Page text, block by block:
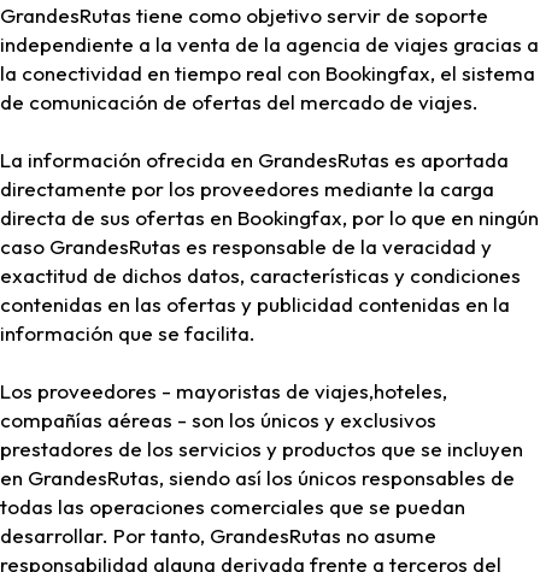
GrandesRutas tiene como objetivo servir de soporte
independiente a la venta de la agencia de viajes gracias a
la conectividad en tiempo real con Bookingfax, el sistema
de comunicación de ofertas del mercado de viajes.
La información ofrecida en GrandesRutas es aportada
directamente por los proveedores mediante la carga
directa de sus ofertas en Bookingfax, por lo que en ningún
caso GrandesRutas es responsable de la veracidad y
exactitud de dichos datos, características y condiciones
contenidas en las ofertas y publicidad contenidas en la
información que se facilita.
Los proveedores - mayoristas de viajes,hoteles,
compañías aéreas - son los únicos y exclusivos
prestadores de los servicios y productos que se incluyen
en GrandesRutas, siendo así los únicos responsables de
todas las operaciones comerciales que se puedan
desarrollar. Por tanto, GrandesRutas no asume
responsabilidad alguna derivada frente a terceros del